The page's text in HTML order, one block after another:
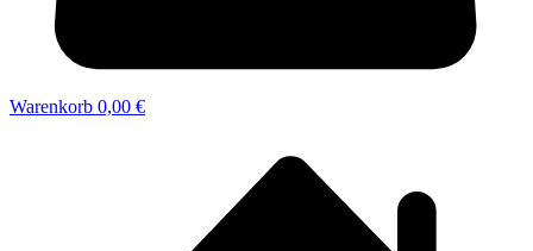
Warenkorb 0,00 €